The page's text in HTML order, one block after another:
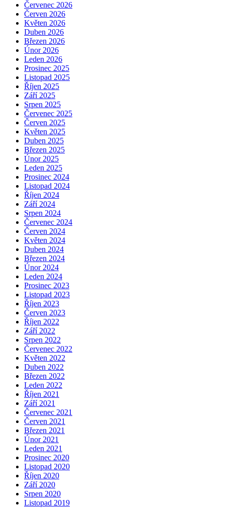
Červenec 2026
Červen 2026
Květen 2026
Duben 2026
Březen 2026
Únor 2026
Leden 2026
Prosinec 2025
Listopad 2025
Říjen 2025
Září 2025
Srpen 2025
Červenec 2025
Červen 2025
Květen 2025
Duben 2025
Březen 2025
Únor 2025
Leden 2025
Prosinec 2024
Listopad 2024
Říjen 2024
Září 2024
Srpen 2024
Červenec 2024
Červen 2024
Květen 2024
Duben 2024
Březen 2024
Únor 2024
Leden 2024
Prosinec 2023
Listopad 2023
Říjen 2023
Červen 2023
Říjen 2022
Září 2022
Srpen 2022
Červenec 2022
Květen 2022
Duben 2022
Březen 2022
Leden 2022
Říjen 2021
Září 2021
Červenec 2021
Červen 2021
Březen 2021
Únor 2021
Leden 2021
Prosinec 2020
Listopad 2020
Říjen 2020
Září 2020
Srpen 2020
Listopad 2019